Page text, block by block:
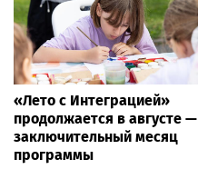
«Лето с Интеграцией»
продолжается в августе —
заключительный месяц
программы